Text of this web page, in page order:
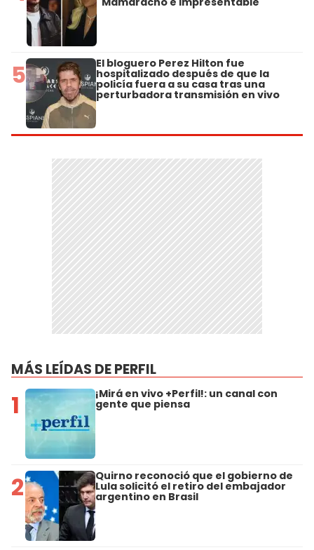
5 El bloguero Perez Hilton fue
hospitalizado después de que la
policía fuera a su casa tras una
perturbadora transmisión en vivo
MÁS LEÍDAS DE PERFIL
1 ¡Mirá en vivo +Perfil!: un canal con
gente que piensa
2 Quirno reconoció que el gobierno de
Lula solicitó el retiro del embajador
argentino en Brasil